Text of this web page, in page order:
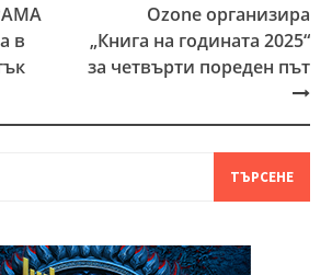
в
Ozone организира
„Книга на годината 2025“
за четвърти пореден път